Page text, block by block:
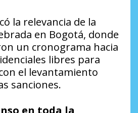
la relevancia de la
en Bogotá, donde
un cronograma hacia
libres para
el levantamiento
sanciones.
en toda la